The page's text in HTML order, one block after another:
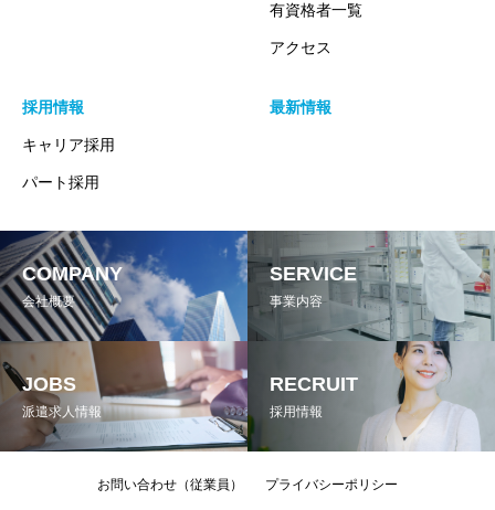
し、ご本人からの開示・訂正・利用停止・削除等のご請求は、
ます。
改定2017年6月1日
個人情報の取り扱いについて
株式会社ナナハライズ・以下「当社」は、予め利用目的をお知
らせし、ご利用者様からの同意をいただいた上で、個人情報を
お預かりしております。
個人情報の利用目的
有資格者一覧
アクセス
採用情報
キャリア採用
パート採用
最新情報
COMPANY
会社概要
SERVICE
事業内容
JOBS
派遣求人情報
RECRUIT
採用情報
お問い合わせ（従業員） プライバシーポリシー